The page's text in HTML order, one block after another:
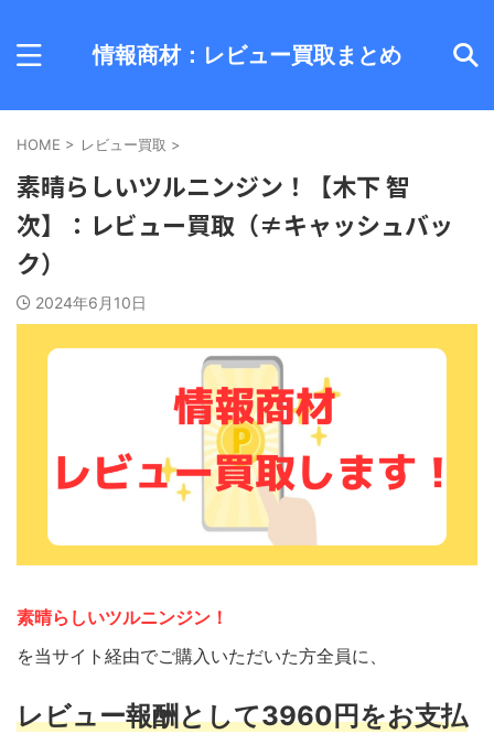
情報商材：レビュー買取まとめ
HOME > レビュー買取 >
素晴らしいツルニンジン！【木下 智
次】：レビュー買取（≠キャッシュバッ
ク）
2024年6月10日
素晴らしいツルニンジン！
を当サイト経由でご購入いただいた方全員に、
レビュー報酬として3960円をお支払